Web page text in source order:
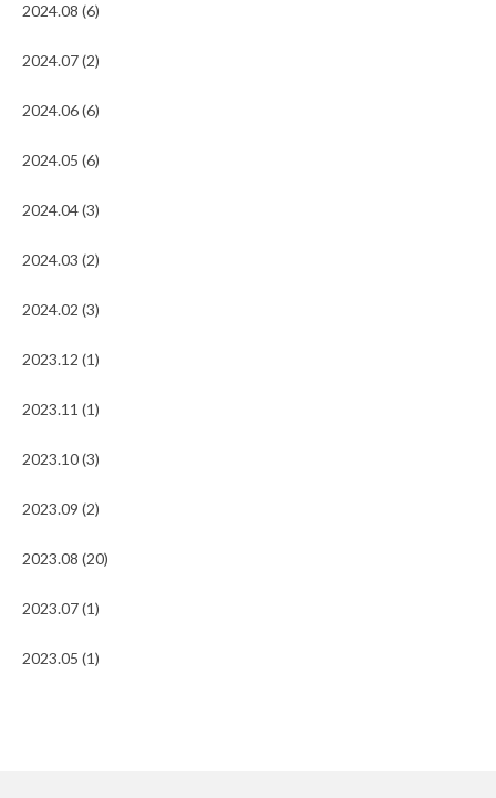
2024.08 (6)
2024.07 (2)
2024.06 (6)
2024.05 (6)
2024.04 (3)
2024.03 (2)
2024.02 (3)
2023.12 (1)
2023.11 (1)
2023.10 (3)
2023.09 (2)
2023.08 (20)
2023.07 (1)
2023.05 (1)